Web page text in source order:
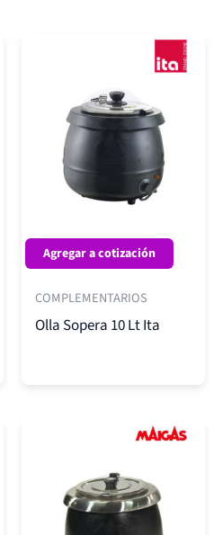
Agregar a cotización
COMPLEMENTARIOS
Olla Sopera 10 Lt Ita